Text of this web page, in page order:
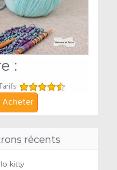
:
Acheter
récents
kitty